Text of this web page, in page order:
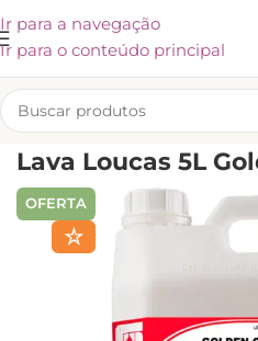
Ir para a navegação
Ir para o conteúdo principal
INÍCIO/SPARTAN/COZINHA
Lava Loucas 5L
OFERTA
☆